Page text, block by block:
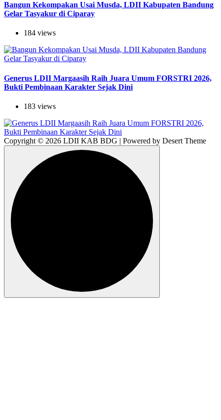
Bangun Kekompakan Usai Musda, LDII Kabupaten Bandung
Gelar Tasyakur di Ciparay
184 views
Generus LDII Margaasih Raih Juara Umum FORSTRI 2026,
Bukti Pembinaan Karakter Sejak Dini
183 views
Copyright © 2026 LDII KAB BDG | Powered by Desert Theme